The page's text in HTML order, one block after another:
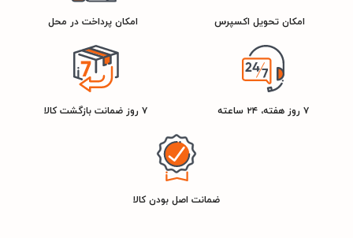
مشخصات مصرف انرژی
رتبه انرژی
امکان تحویل اکسپرس امکان پرداخت در محل
۷ روز هفته، ۲۴ ساعته ۷ روز ضمانت بازگشت کالا
ضمانت اصل بودن کالا